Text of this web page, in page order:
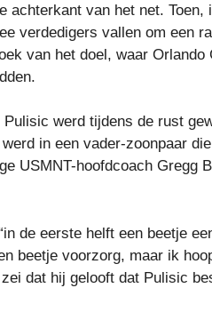
achterkant van het net. Toen,
verdedigers vallen om een
van het doel, waar Orlando
werd tijdens de rust
in een vader-zoonpaar
USMNT-hoofdcoach Gregg
de eerste helft een beetje
beetje voorzorg, maar ik
dat hij gelooft dat Pulisic